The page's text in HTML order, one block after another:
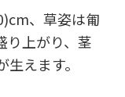
、草姿は匍
り上がり、茎
えます。